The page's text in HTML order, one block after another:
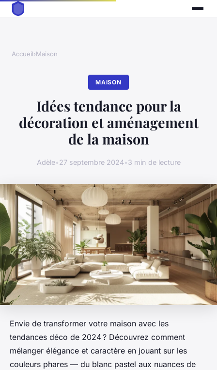
Accueil›Maison
MAISON
Idées tendance pour la
décoration et aménagement
de la maison
Adèle•27 septembre 2024•3 min de lecture
Envie de transformer votre maison avec les
tendances déco de 2024 ? Découvrez comment
mélanger élégance et caractère en jouant sur les
couleurs phares — du blanc pastel aux nuances de